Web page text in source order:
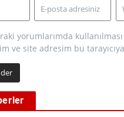
yorumlarımda
ve site adresim bu